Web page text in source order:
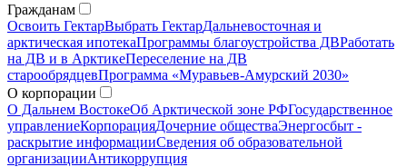
Гражданам
Освоить ГектарВыбрать ГектарДальневосточная и
арктическая ипотекаПрограммы благоустройства ДВРаботать
на ДВ и в АрктикеПереселение на ДВ
старообрядцевПрограмма «Муравьев-Амурский 2030»
О корпорации
О Дальнем ВостокеОб Арктической зоне РФГосударственное
управлениеКорпорацияДочерние обществаЭнергосбыт -
раскрытие информацииСведения об образовательной
организацииАнтикоррупция